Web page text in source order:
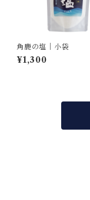
角鹿の塩｜小袋
¥1,300